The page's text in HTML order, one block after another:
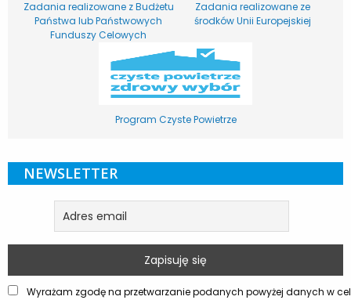
Zadania realizowane z Budżetu
Państwa lub Państwowych
Funduszy Celowych
Zadania realizowane ze
środków Unii Europejskiej
Program Czyste Powietrze
NEWSLETTER
Wyrażam zgodę na przetwarzanie podanych powyżej danych w